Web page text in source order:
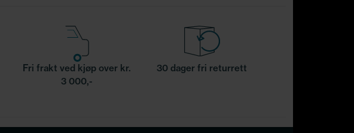
Fri frakt ved kjøp over kr.
3 000,-
30 dager fri returrett